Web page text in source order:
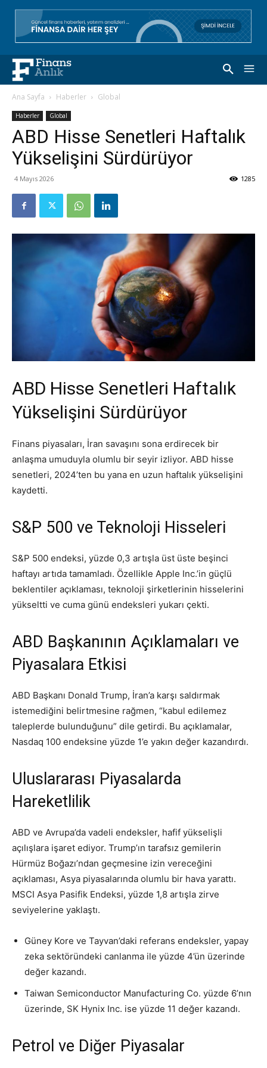
Ana Sayfa Haberler Global
Haberler Global
ABD Hisse Senetleri Haftalık
Yükselişini Sürdürüyor
4 Mayıs 2026 1285
ABD Hisse Senetleri Haftalık
Yükselişini Sürdürüyor
Finans piyasaları, İran savaşını sona erdirecek bir
anlaşma umuduyla olumlu bir seyir izliyor. ABD hisse
senetleri, 2024’ten bu yana en uzun haftalık yükselişini
kaydetti.
S&P 500 ve Teknoloji Hisseleri
S&P 500 endeksi, yüzde 0,3 artışla üst üste beşinci
haftayı artıda tamamladı. Özellikle Apple Inc.’in güçlü
beklentiler açıklaması, teknoloji şirketlerinin hisselerini
yükseltti ve cuma günü endeksleri yukarı çekti.
ABD Başkanının Açıklamaları ve
Piyasalara Etkisi
ABD Başkanı Donald Trump, İran’a karşı saldırmak
istemediğini belirtmesine rağmen, “kabul edilemez
taleplerde bulunduğunu” dile getirdi. Bu açıklamalar,
Nasdaq 100 endeksine yüzde 1’e yakın değer kazandırdı.
Uluslararası Piyasalarda
Hareketlilik
ABD ve Avrupa’da vadeli endeksler, hafif yükselişli
açılışlara işaret ediyor. Trump’ın tarafsız gemilerin
Hürmüz Boğazı’ndan geçmesine izin vereceğini
açıklaması, Asya piyasalarında olumlu bir hava yarattı.
MSCI Asya Pasifik Endeksi, yüzde 1,8 artışla zirve
seviyelerine yaklaştı.
Güney Kore ve Tayvan’daki referans endeksler, yapay
zeka sektöründeki canlanma ile yüzde 4’ün üzerinde
değer kazandı.
Taiwan Semiconductor Manufacturing Co. yüzde 6’nın
üzerinde, SK Hynix Inc. ise yüzde 11 değer kazandı.
Petrol ve Diğer Piyasalar